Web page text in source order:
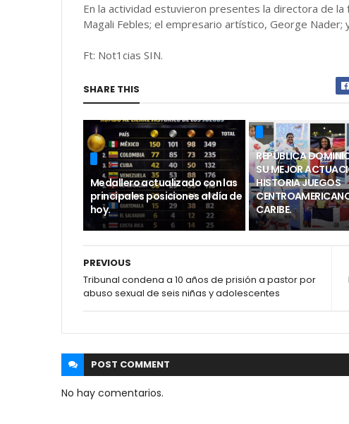
En la actividad estuvieron presentes la directora de la
Magali Febles; el empresario artístico, George Nader;
Ft: Not1cias SIN.
SHARE THIS
Medallero actualizado con las
principales posiciones al día de
hoy.
REPÚBLICA
SU MEJOR
HISTORIA JUEGOS
CARIBE.
PREVIOUS
Tribunal condena a 10 años de prisión a pastor por
abuso sexual de seis niñas y adolescentes
POST COMMENT
No hay comentarios.